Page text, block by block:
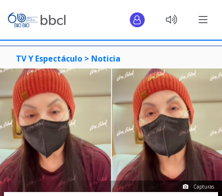
TV Y Espectáculo > Noticia
Capturas